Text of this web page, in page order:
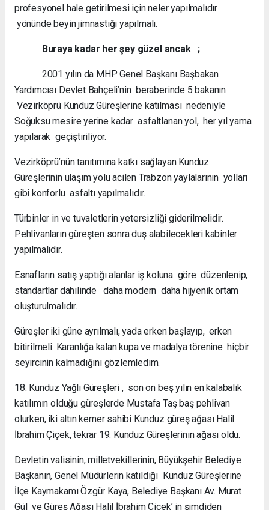
profesyonel hale getirilmesi için neler yapılmalıdır
yönünde beyin jimnastiği yapılmalı.
Buraya kadar her şey güzel ancak ;
2001 yılın da MHP Genel Başkanı Başbakan
Yardımcısı Devlet Bahçeli’nin beraberinde 5 bakanın
Vezirköprü Kunduz Güreşlerine katılması nedeniyle
Soğuksu mesire yerine kadar asfaltlanan yol, her yıl yama
yapılarak geçiştiriliyor.
Vezirköprü’nün tanıtımına katkı sağlayan Kunduz
Güreşlerinin ulaşım yolu acilen Trabzon yaylalarının yolları
gibi konforlu asfaltı yapılmalıdır.
Türbinler in ve tuvaletlerin yetersizliği giderilmelidir.
Pehlivanların güreşten sonra duş alabilecekleri kabinler
yapılmalıdır.
Esnafların satış yaptığı alanlar iş koluna göre düzenlenip,
standartlar dahilinde daha modern daha hijyenik ortam
oluşturulmalıdır.
Güreşler iki güne ayrılmalı, yada erken başlayıp, erken
bitirilmeli. Karanlığa kalan kupa ve madalya törenine hiçbir
seyircinin kalmadığını gözlemledim.
18. Kunduz Yağlı Güreşleri , son on beş yılın en kalabalık
katılımın olduğu güreşlerde Mustafa Taş baş pehlivan
olurken, iki altın kemer sahibi Kunduz güreş ağası Halil
İbrahim Çiçek, tekrar 19. Kunduz Güreşlerinin ağası oldu.
Devletin valisinin, milletvekillerinin, Büyükşehir Belediye
Başkanın, Genel Müdürlerin katıldığı Kunduz Güreşlerine
İlçe Kaymakamı Özgür Kaya, Belediye Başkanı Av. Murat
Gül ve Güreş Ağası Halil İbrahim Çiçek’ in şimdiden